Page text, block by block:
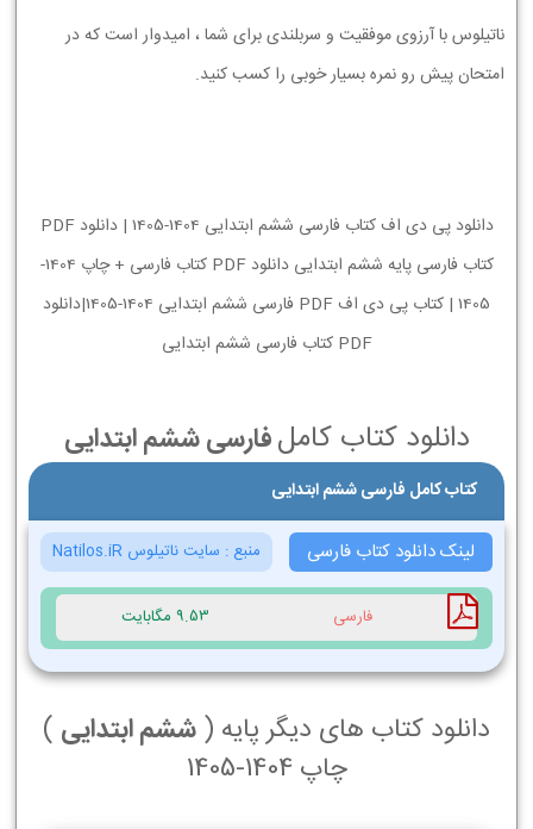
ناتیلوس با آرزوی موفقیت و سربلندی برای شما ، امیدوار است که در
امتحان پیش رو نمره بسیار خوبی را کسب کنید.
دانلود پی دی اف کتاب فارسی ششم ابتدایی 1404-1405 | دانلود PDF
کتاب فارسی پایه ششم ابتدایی دانلود PDF کتاب فارسی + چاپ 1404-
1405 | کتاب پی دی اف PDF فارسی ششم ابتدایی 1404-1405|دانلود
PDF کتاب فارسی ششم ابتدایی
دانلود کتاب کاملفارسی ششم ابتدایی
کتاب کامل فارسی ششم ابتدایی
لینک دانلود کتاب فارسی منبع : سایت ناتیلوس Natilos.iR
فارسی 9.53 مگابایت
دانلود کتاب های دیگر پایه (ششم ابتدایی )
چاپ 1404-1405